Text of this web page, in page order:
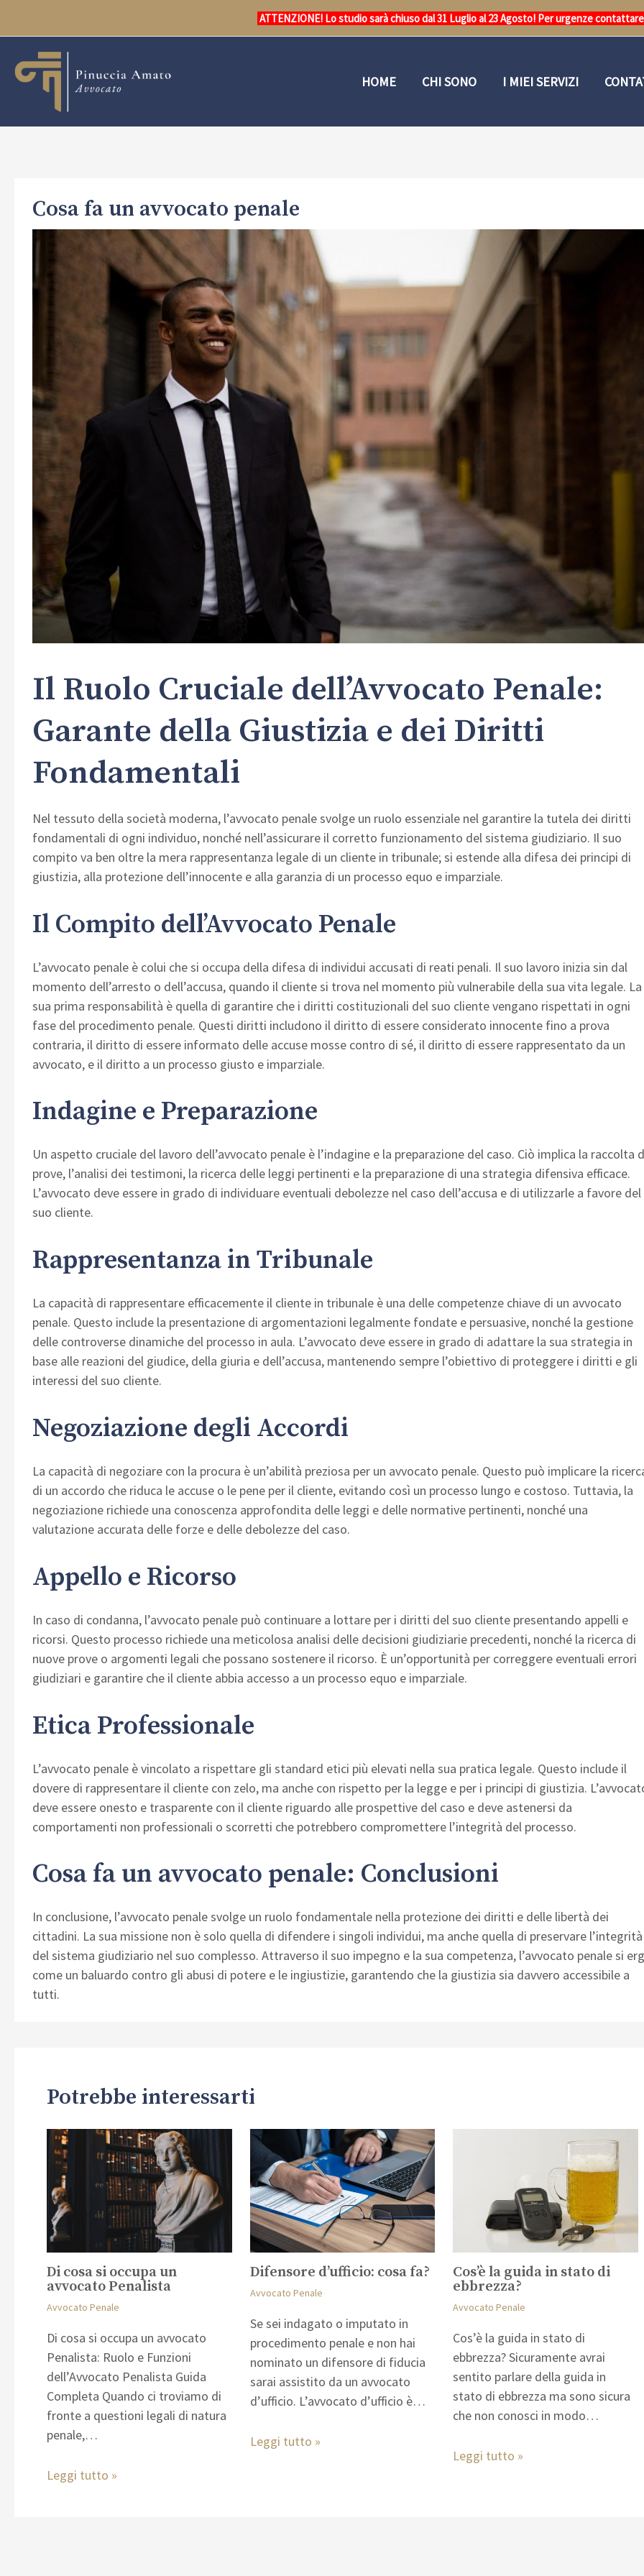
contenuto
ATTENZIONE! Lo studio sarà chiuso dal 31 Luglio al 23 Agosto! Per urgenze
HOME CHI SONO I MIEI SERVIZI
Cosa fa un avvocato penale
Il Ruolo Cruciale dell’Avvocato Penale:
Garante della Giustizia e dei Diritti
Fondamentali
Nel tessuto della società moderna, l’avvocato penale svolge un ruolo essenziale nel garantire la tutela dei diritti
fondamentali di ogni individuo, nonché nell’assicurare il corretto funzionamento del sistema giudiziario. Il suo
compito va ben oltre la mera rappresentanza legale di un cliente in tribunale; si estende alla difesa dei principi di
giustizia, alla protezione dell’innocente e alla garanzia di un processo equo e imparziale.
Il Compito dell’Avvocato Penale
L’avvocato penale è colui che si occupa della difesa di individui accusati di reati penali. Il suo lavoro inizia sin dal
momento dell’arresto o dell’accusa, quando il cliente si trova nel momento più vulnerabile della sua vita legale. La
sua prima responsabilità è quella di garantire che i diritti costituzionali del suo cliente vengano rispettati in ogni
fase del procedimento penale. Questi diritti includono il diritto di essere considerato innocente fino a prova
contraria, il diritto di essere informato delle accuse mosse contro di sé, il diritto di essere rappresentato da un
avvocato, e il diritto a un processo giusto e imparziale.
Indagine e Preparazione
Un aspetto cruciale del lavoro dell’avvocato penale è l’indagine e la preparazione del caso. Ciò implica la raccolta
prove, l’analisi dei testimoni, la ricerca delle leggi pertinenti e la preparazione di una strategia difensiva efficace.
L’avvocato deve essere in grado di individuare eventuali debolezze nel caso dell’accusa e di utilizzarle a favore del
suo cliente.
Rappresentanza in Tribunale
La capacità di rappresentare efficacemente il cliente in tribunale è una delle competenze chiave di un avvocato
penale. Questo include la presentazione di argomentazioni legalmente fondate e persuasive, nonché la gestione
delle controverse dinamiche del processo in aula. L’avvocato deve essere in grado di adattare la sua strategia in
base alle reazioni del giudice, della giuria e dell’accusa, mantenendo sempre l’obiettivo di proteggere i diritti e gli
interessi del suo cliente.
Negoziazione degli Accordi
La capacità di negoziare con la procura è un’abilità preziosa per un avvocato penale. Questo può implicare la
di un accordo che riduca le accuse o le pene per il cliente, evitando così un processo lungo e costoso. Tuttavia, la
negoziazione richiede una conoscenza approfondita delle leggi e delle normative pertinenti, nonché una
valutazione accurata delle forze e delle debolezze del caso.
Appello e Ricorso
In caso di condanna, l’avvocato penale può continuare a lottare per i diritti del suo cliente presentando appelli e
ricorsi. Questo processo richiede una meticolosa analisi delle decisioni giudiziarie precedenti, nonché la ricerca di
nuove prove o argomenti legali che possano sostenere il ricorso. È un’opportunità per correggere eventuali errori
giudiziari e garantire che il cliente abbia accesso a un processo equo e imparziale.
Etica Professionale
L’avvocato penale è vincolato a rispettare gli standard etici più elevati nella sua pratica legale. Questo include il
dovere di rappresentare il cliente con zelo, ma anche con rispetto per la legge e per i principi di giustizia.
deve essere onesto e trasparente con il cliente riguardo alle prospettive del caso e deve astenersi da
comportamenti non professionali o scorretti che potrebbero compromettere l’integrità del processo.
Cosa fa un avvocato penale: Conclusioni
In conclusione, l’avvocato penale svolge un ruolo fondamentale nella protezione dei diritti e delle libertà dei
cittadini. La sua missione non è solo quella di difendere i singoli individui, ma anche quella di preservare l’integrità
del sistema giudiziario nel suo complesso. Attraverso il suo impegno e la sua competenza, l’avvocato penale si
come un baluardo contro gli abusi di potere e le ingiustizie, garantendo che la giustizia sia davvero accessibile a
tutti.
Potrebbe interessarti
Di cosa si occupa un
avvocato Penalista
Avvocato Penale
Di cosa si occupa un avvocato
Penalista: Ruolo e Funzioni
dell’Avvocato Penalista Guida
Completa Quando ci troviamo di
fronte a questioni legali di natura
penale,…
Leggi tutto »
Difensore d’ufficio: cosa fa?
Avvocato Penale
Se sei indagato o imputato in
procedimento penale e non hai
nominato un difensore di fiducia
sarai assistito da un avvocato
d’ufficio. L’avvocato d’ufficio è…
Leggi tutto »
Cos’è la guida in stato di
ebbrezza?
Avvocato Penale
Cos’è la guida in stato di
ebbrezza? Sicuramente avrai
sentito parlare della guida in
stato di ebbrezza ma sono sicura
che non conosci in modo…
Leggi tutto »